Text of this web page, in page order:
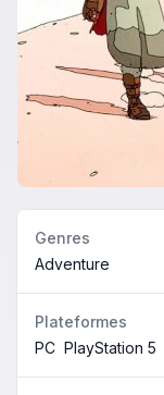
Genres
Adventure
Plateformes
PC PlayStation 5